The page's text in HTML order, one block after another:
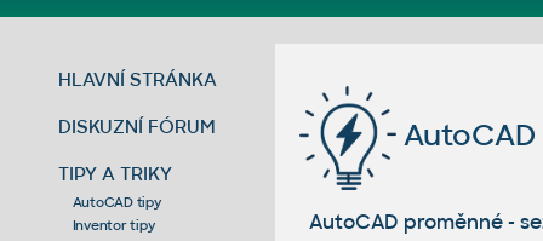
HLAVNÍ STRÁNKA
DISKUZNÍ FÓRUM
TIPY A TRIKY
AutoCAD tipy
Inventor tipy
AutoCAD
AutoCAD proměnné -